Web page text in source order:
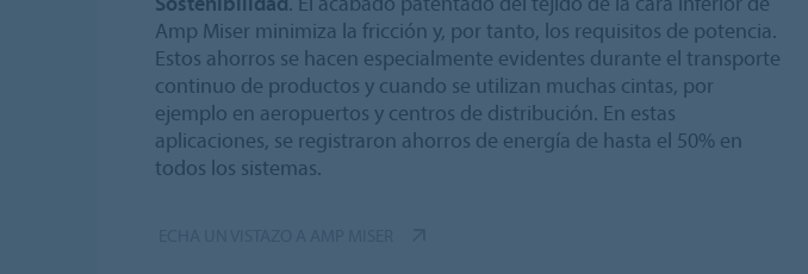
Amp Miser minimiza la fricción y, por tanto, los requisitos de potencia.
Estos ahorros se hacen especialmente evidentes durante el transporte
continuo de productos y cuando se utilizan muchas cintas, por
ejemplo en aeropuertos y centros de distribución. En estas
aplicaciones, se registraron ahorros de energía de hasta el 50% en
todos los sistemas.